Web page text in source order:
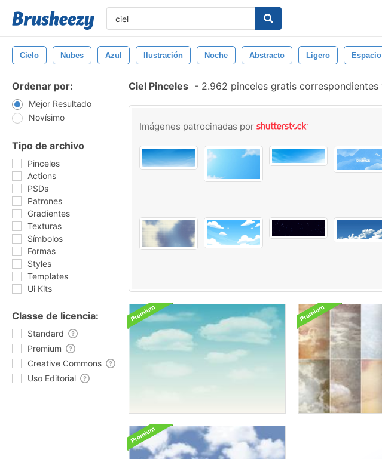
Cielo Nubes Azul Ilustración Noche Abstracto Ligero Espacio
Ordenar por:
Mejor Resultado
Novísimo
Tipo de archivo
Pinceles
Actions
PSDs
Patrones
Gradientes
Texturas
Símbolos
Formas
Styles
Templates
Ui Kits
Classe de licencia:
Standard
Premium
Creative Commons
Uso Editorial
Ciel Pinceles - 2.962 pinceles gratis correspondientes
Imágenes patrocinadas por